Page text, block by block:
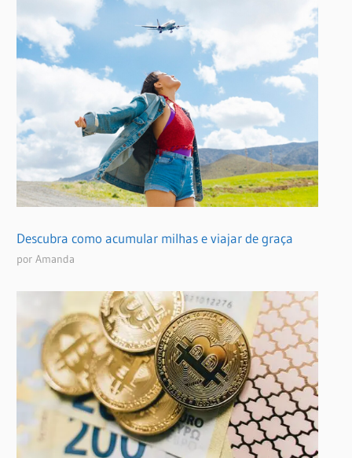
Descubra como acumular milhas e viajar de graça
por Amanda